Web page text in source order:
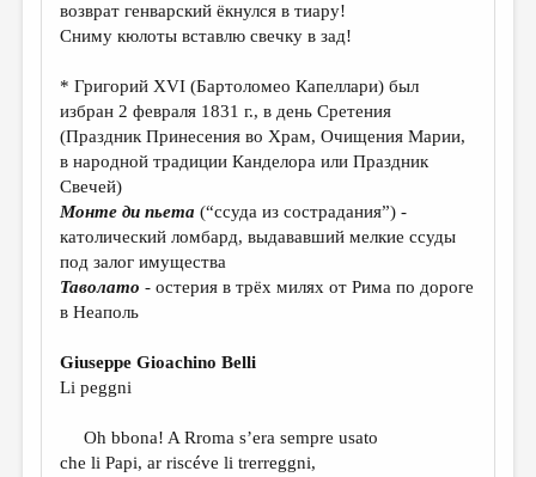
КНИЖНАЯ ПОЛКА
СТРАНИЦЫ ПАМЯТИ
ОБЪЯВЛЕНИЯ
КОЛОНКА РЕДАКТОРА
РЕДКОЛЛЕГИЯ
ОТ РЕДАКЦИИ
МАЛАЯ ПРОЗА
ЭССЕИСТИКА
КУЛЬТУРОВЕДЕНИЕ
возврат генварский ёкнулся в тиару!
Сниму кюлоты вставлю свечку в зад!
* Григорий XVI (Бартоломео Капеллари) был
избран 2 февраля 1831 г., в день Сретения
(Праздник Принесения во Храм, Очищения Марии,
в народной традиции Канделора или Праздник
Свечей)
Монте ди пьета (“ссуда из сострадания”) -
католический ломбард, выдававший мелкие ссуды
под залог имущества
Таволато - остерия в трёх милях от Рима по дороге
в Неаполь
Giuseppe Gioachino Belli
Li peggni
Oh bbona! A Rroma s’era sempre usato
che li Papi, ar riscéve li trerreggni,